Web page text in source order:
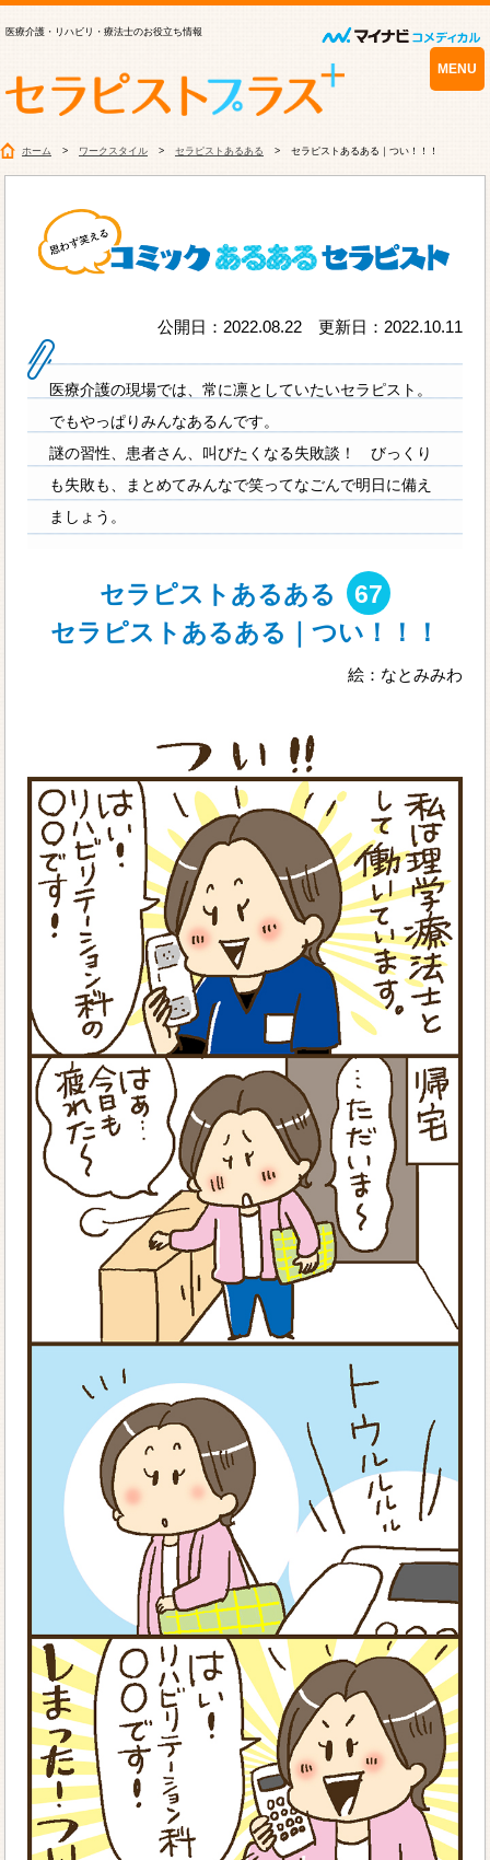
医療介護・リハビリ・療法士のお役立ち情報
MENU
ホーム ワークスタイル セラピストあるある セラピストあるある｜つい！！！
公開日：2022.08.22 更新日：2022.10.11
医療介護の現場では、常に凛としていたいセラピスト。
でもやっぱりみんなあるんです。
謎の習性、患者さん、叫びたくなる失敗談！ びっくり
も失敗も、まとめてみんなで笑ってなごんで明日に備え
ましょう。
セラピストあるある
67
セラピストあるある｜つい！！！
絵：なとみみわ